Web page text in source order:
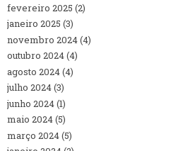
fevereiro 2025 (2)
janeiro 2025 (3)
novembro 2024(4)
outubro 2024(4)
agosto 2024(4)
julho 2024(3)
junho 2024(1)
maio 2024(5)
março 2024(5)